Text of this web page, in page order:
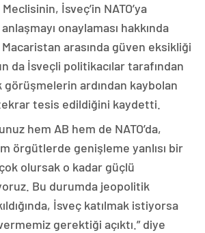
İsveç’in NATO’ya
onaylaması hakkında
arasında güven eksikliği
da İsveçli politikacılar tarafından
görüşmelerin ardından kaybolan
tesis edildiğini kaydetti.
hem AB hem de NATO’da,
örgütlerde genişleme yanlısı bir
olursak o kadar güçlü
Bu durumda jeopolitik
İsveç katılmak istiyorsa
gerektiği açıktı.” diye